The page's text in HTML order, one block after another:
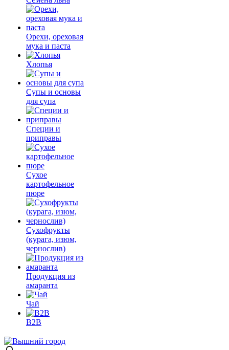
Орехи, ореховая
мука и паста
Хлопья
Супы и основы
для супа
Специи и
приправы
Сухое
картофельное
пюре
Сухофрукты
(курага, изюм,
чернослив)
Продукция из
амаранта
Чай
B2B